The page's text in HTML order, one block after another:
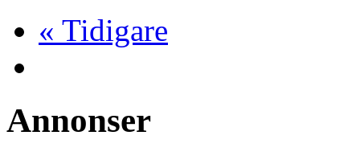
« Tidigare
Annonser